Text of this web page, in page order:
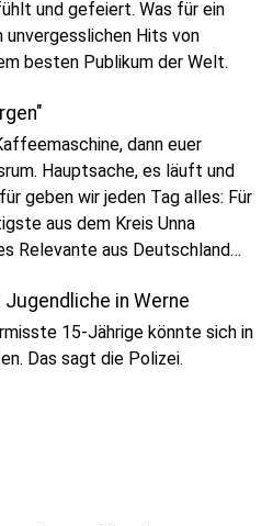
und gefeiert. Was für ein
Hits von
besten Publikum der Welt.
dann euer
Hauptsache, es läuft und
geben wir jeden Tag alles: Für
aus dem Kreis Unna
Relevante aus Deutschland
in Werne
15-Jährige könnte sich in
Das sagt die Polizei.